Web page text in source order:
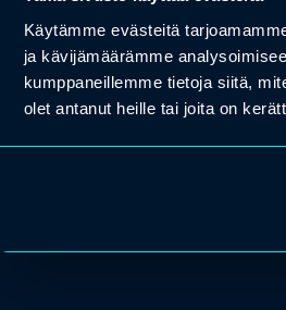
Käytämme evästeitä
ja kävijämäärämme
kumppaneillemme tietoja siitä,
olet antanut heille tai joita on